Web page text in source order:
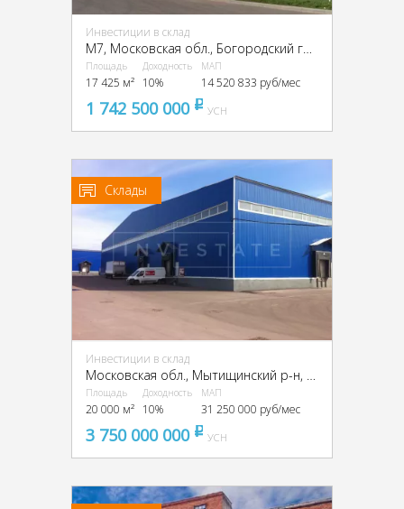
Инвестиции в склад
М7, Московская обл., Богородский городской окру,Технопарк Успенский тер, 6
Площадь
17 425 м²
Доходность
10%
МАП
14 520 833 руб/мес
1 742 500 000 pуб
УСН
Склады
Инвестиции в склад
Площадь
20 000 м²
Доходность
10%
МАП
31 250 000 руб/мес
3 750 000 000 pуб
УСН